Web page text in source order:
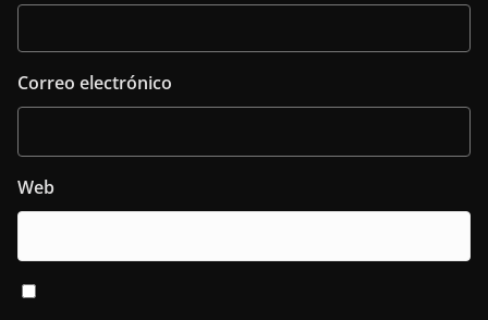
Correo electrónico
Web